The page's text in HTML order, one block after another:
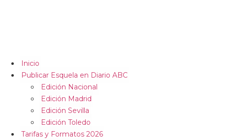
Inicio
Publicar Esquela en Diario ABC
Edición Nacional
Edición Madrid
Edición Sevilla
Edición Toledo
Tarifas y Formatos 2026